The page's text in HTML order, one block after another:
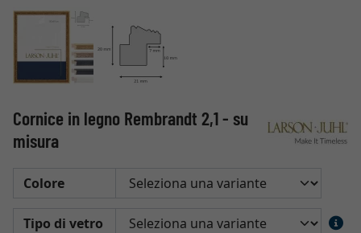
Cornice in legno Rembrandt 2,1 - su
misura
Colore
Tipo di vetro